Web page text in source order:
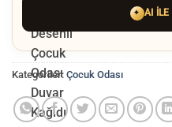
✦ AI ILE
ChatGPT
Tercih ettiğiniz AI aracı ile
baskı kalitesine yükseltip üretim
Kategoriler: Çocuk Odası